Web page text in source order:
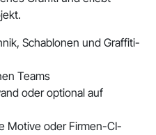
Schablonen und Graffiti-
Teams
oder optional auf
Motive oder Firmen-CI-